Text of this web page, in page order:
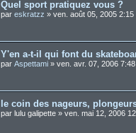
Quel sport pratiquez vous ?
par eskratzz » ven. août 05, 2005 2:15
Y'en a-t-il qui font du
par Aspettami » ven. avr. 07, 2006
le coin des nageurs,
par lulu galipette » ven. mai 12, 2006